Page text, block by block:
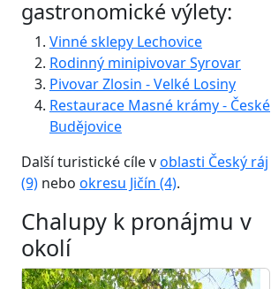
gastronomické výlety:
Vinné sklepy Lechovice
Rodinný minipivovar Syrovar
Pivovar Zlosin - Velké Losiny
Restaurace Masné krámy - České
Budějovice
Další turistické cíle voblasti Český ráj
(9) nebo okresu Jičín (4).
Chalupy k pronájmu v
okolí